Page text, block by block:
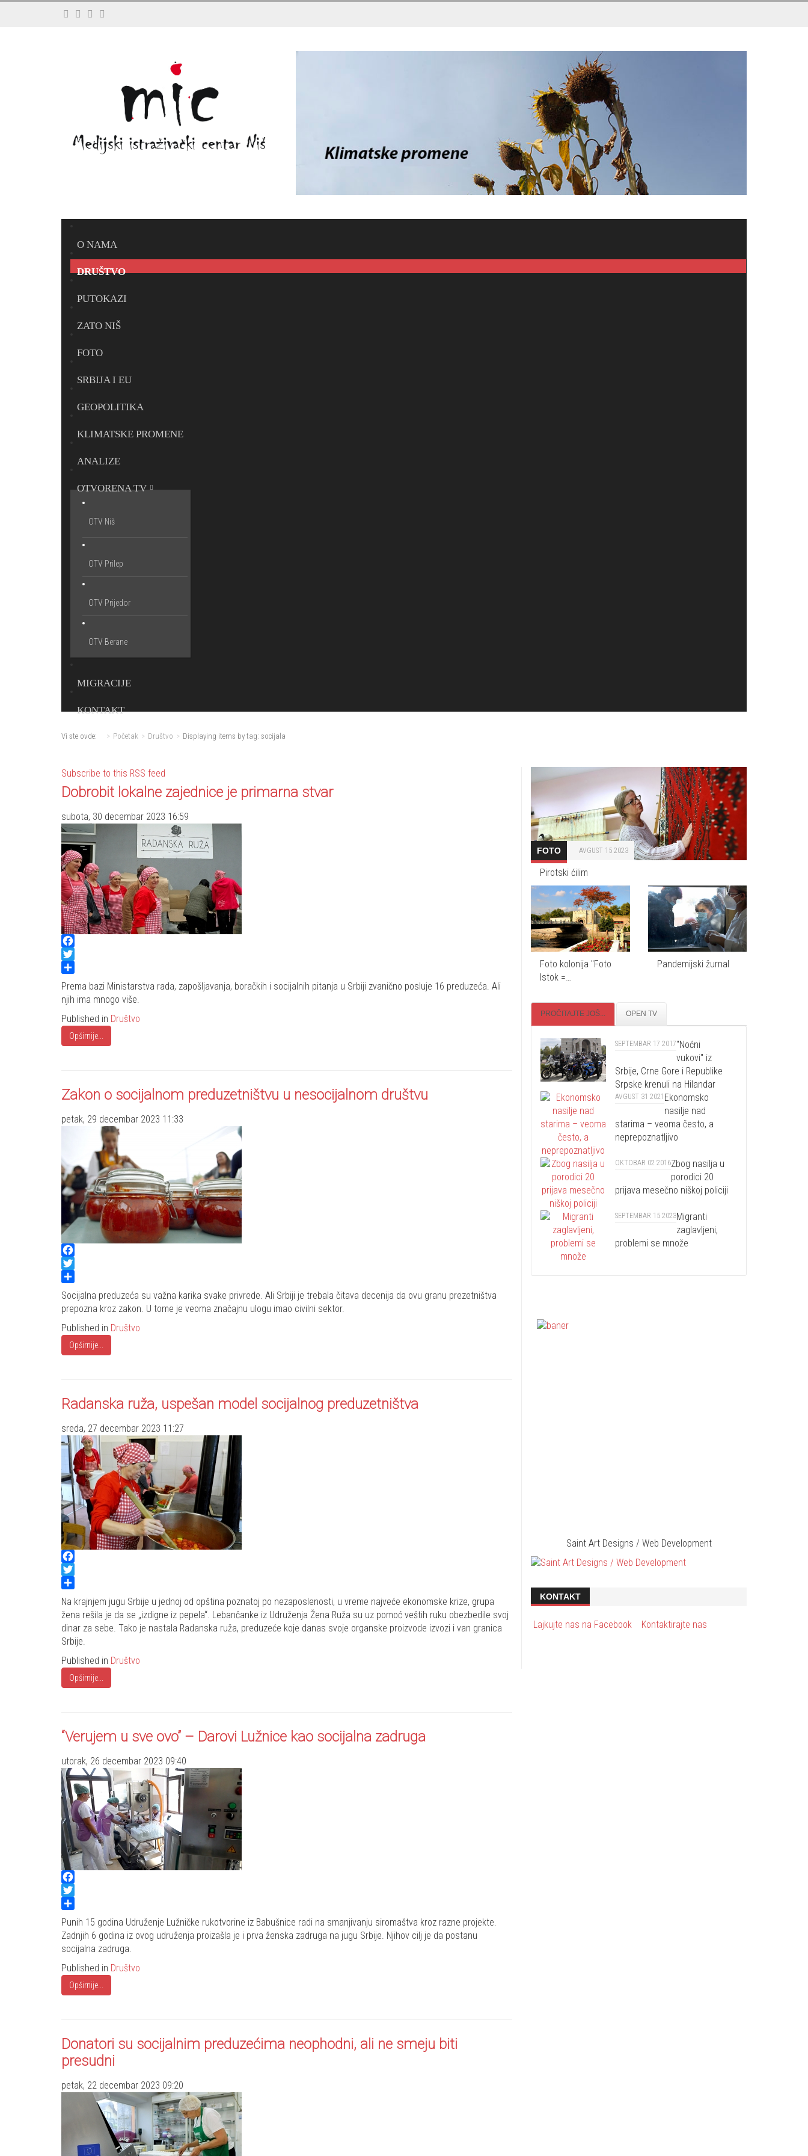
O NAMA
DRUŠTVO
PUTOKAZI
ZATO NIŠ
FOTO
SRBIJA I EU
GEOPOLITIKA
KLIMATSKE PROMENE
ANALIZE
OTVORENA TV
OTV Niš
OTV Prilep
OTV Prijedor
OTV Berane
MIGRACIJE
KONTAKT
Vi ste ovde: Početak Društvo Displaying items by tag: socijala
Subscribe to this RSS feed
Dobrobit lokalne zajednice je primarna stvar
subota, 30 decembar 2023 16:59
Facebook
Twitter
Share
Prema bazi Ministarstva rada, zapošljavanja, boračkih i socijalnih pitanja u Srbiji zvanično posluje 16 preduzeća. Ali
njih ima mnogo više.
Published in Društvo
Opširnije...
Zakon o socijalnom preduzetništvu u nesocijalnom društvu
petak, 29 decembar 2023 11:33
Facebook
Twitter
Share
Socijalna preduzeća su važna karika svake privrede. Ali Srbiji je trebala čitava decenija da ovu granu prezetništva
prepozna kroz zakon. U tome je veoma značajnu ulogu imao civilni sektor.
Published in Društvo
Opširnije...
Radanska ruža, uspešan model socijalnog preduzetništva
sreda, 27 decembar 2023 11:27
Facebook
Twitter
Share
Na krajnjem jugu Srbije u jednoj od opština poznatoj po nezaposlenosti, u vreme najveće ekonomske krize, grupa
žena rešila je da se „izdigne iz pepela“. Lebančanke iz Udruženja Žena Ruža su uz pomoć veštih ruku obezbedile svoj
dinar za sebe. Tako je nastala Radanska ruža, preduzeće koje danas svoje organske proizvode izvozi i van granica
Srbije.
Published in Društvo
Opširnije...
“Verujem u sve ovo” – Darovi Lužnice kao socijalna zadruga
utorak, 26 decembar 2023 09:40
Facebook
Twitter
Share
Punih 15 godina Udruženje Lužničke rukotvorine iz Babušnice radi na smanjivanju siromaštva kroz razne projekte.
Zadnjih 6 godina iz ovog udruženja proizašla je i prva ženska zadruga na jugu Srbije. Njihov cilj je da postanu
socijalna zadruga.
Published in Društvo
Opširnije...
Donatori su socijalnim preduzećima neophodni, ali ne smeju biti
presudni
petak, 22 decembar 2023 09:20
FOTO AVGUST 15 2023
Pirotski ćilim
Foto kolonija "Foto
Istok =…
Pandemijski žurnal
PROČITAJTE JOŠ... OPEN TV
SEPTEMBAR 17 2017"Noćni
vukovi" iz
Srbije, Crne Gore i Republike
Srpske krenuli na Hilandar
AVGUST 31 2021 Ekonomsko
nasilje nad
starima – veoma često, a
neprepoznatljivo
OKTOBAR 02 2016Zbog nasilja u
porodici 20
prijava mesečno niškoj policiji
SEPTEMBAR 15 2023Migranti
zaglavljeni,
problemi se množe
Saint Art Designs / Web Development
KONTAKT
Lajkujte nas na Facebook Kontaktirajte nas